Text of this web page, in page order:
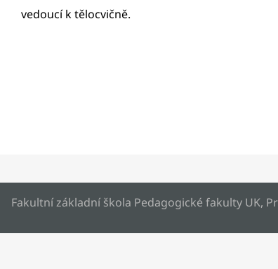
vedoucí k tělocvičně.
Fakultní základní škola Pedagogické fakulty UK,